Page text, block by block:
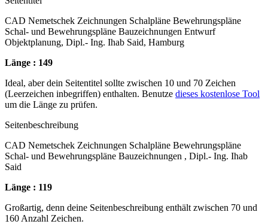
CAD Nemetschek Zeichnungen Schalpläne Bewehrungspläne
Schal- und Bewehrungspläne Bauzeichnungen Entwurf
Objektplanung, Dipl.- Ing. Ihab Said, Hamburg
Länge : 149
Ideal, aber dein Seitentitel sollte zwischen 10 und 70 Zeichen
(Leerzeichen inbegriffen) enthalten. Benutze dieses kostenlose Tool
um die Länge zu prüfen.
Seitenbeschreibung
CAD Nemetschek Zeichnungen Schalpläne Bewehrungspläne
Schal- und Bewehrungspläne Bauzeichnungen , Dipl.- Ing. Ihab
Said
Länge : 119
Großartig, denn deine Seitenbeschreibung enthält zwischen 70 und
160 Anzahl Zeichen.